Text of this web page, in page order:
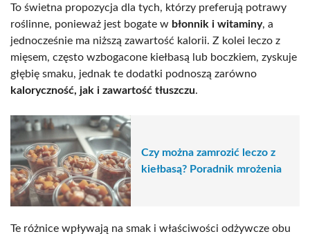
To świetna propozycja dla tych, którzy preferują potrawy
roślinne, ponieważ jest bogate w błonnik i witaminy, a
jednocześnie ma niższą zawartość kalorii. Z kolei leczo z
mięsem, często wzbogacone kiełbasą lub boczkiem, zyskuje
głębię smaku, jednak te dodatki podnoszą zarówno
kaloryczność, jak i zawartość tłuszczu.
Czy można zamrozić leczo z
kiełbasą? Poradnik mrożenia
Te różnice wpływają na smak i właściwości odżywcze obu